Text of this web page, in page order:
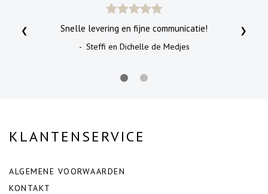
Snelle levering en fijne communicatie!
- Steffi en Dichelle de Medjes
❮ ❯
KLANTENSERVICE
ALGEMENE VOORWAARDEN
KONTAKT